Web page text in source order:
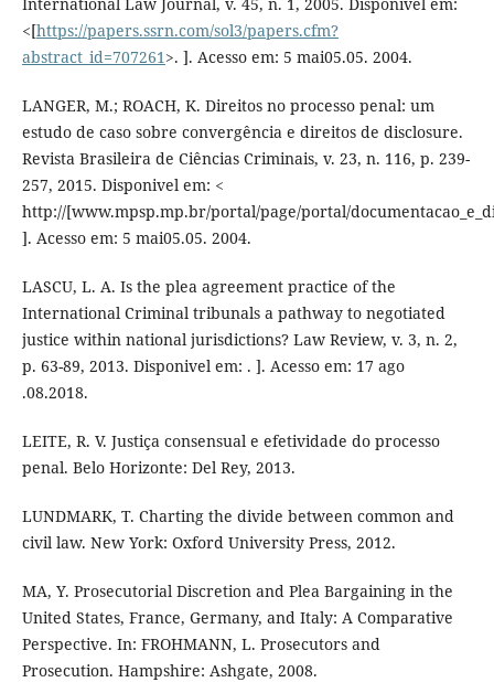
<[https://papers.ssrn.com/sol3/papers.cfm?
abstract_id=707261 >. ]. Acesso em: 5 mai05.05. 2004.
LANGER, M.; ROACH, K. Direitos no processo penal: um
estudo de caso sobre convergência e direitos de disclosure.
Revista Brasileira de Ciências Criminais, v. 23, n. 116, p. 239-
257, 2015. Disponivel em: <
http://[www.mpsp.mp.br/portal/page/portal/
]. Acesso em: 5 mai05.05. 2004.
LASCU, L. A. Is the plea agreement practice of the
International Criminal tribunals a pathway to negotiated
justice within national jurisdictions? Law Review, v. 3, n. 2,
p. 63-89, 2013. Disponivel em: . ]. Acesso em: 17 ago
.08.2018.
LEITE, R. V. Justiça consensual e efetividade do processo
penal. Belo Horizonte: Del Rey, 2013.
LUNDMARK, T. Charting the divide between common and
civil law. New York: Oxford University Press, 2012.
MA, Y. Prosecutorial Discretion and Plea Bargaining in the
United States, France, Germany, and Italy: A Comparative
Perspective. In: FROHMANN, L. Prosecutors and
Prosecution. Hampshire: Ashgate, 2008.